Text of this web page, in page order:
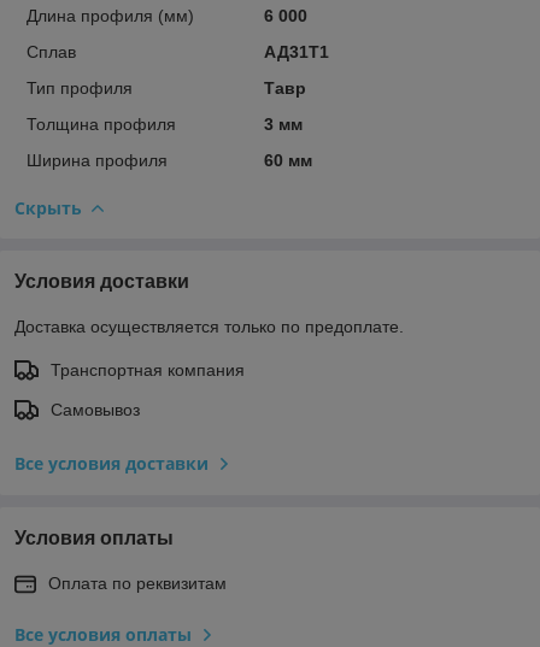
Длина профиля (мм)
6 000
Сплав
АД31Т1
Тип профиля
Тавр
Толщина профиля
3 мм
Ширина профиля
60 мм
Скрыть
Условия доставки
Доставка осуществляется только по предоплате.
Транспортная компания
Самовывоз
Все условия доставки
Условия оплаты
Оплата по реквизитам
Все условия оплаты